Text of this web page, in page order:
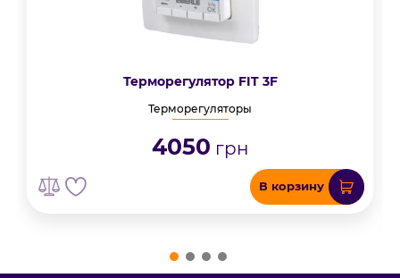
Терморегулятор FIT 3F
Терморегуляторы
4050 грн
В корзину